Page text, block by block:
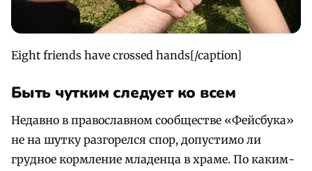
Eight friends have crossed hands[/caption]
Быть чутким следует ко всем
Недавно в православном сообществе «Фейсбука»
не на шутку разгорелся спор, допустимо ли
грудное кормление младенца в храме. По каким-